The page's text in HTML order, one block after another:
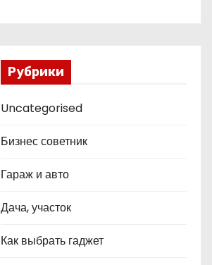
Рубрики
Uncategorised
Бизнес советник
Гараж и авто
Дача, участок
Как выбрать гаджет